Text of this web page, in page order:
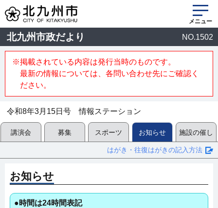
メニュー
北九州市政だより NO.1502
※掲載されている内容は発行当時のものです。
最新の情報については、各問い合わせ先にご確認く
ださい。
令和8年3月15日号 情報ステーション
講演会 募集 スポーツ お知らせ 施設の催し
はがき・往復はがきの記入方法
お知らせ
●時間は24時間表記